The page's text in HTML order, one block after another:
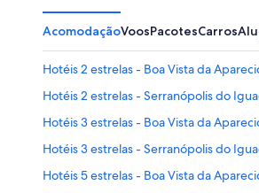
AcomodaçãoVoosPacotesCarros
Hotéis 2 estrelas - Boa Vista da
Hotéis 2 estrelas - Serranópolis do
Hotéis 3 estrelas - Boa Vista da
Hotéis 3 estrelas - Serranópolis do
Hotéis 5 estrelas - Boa Vista da